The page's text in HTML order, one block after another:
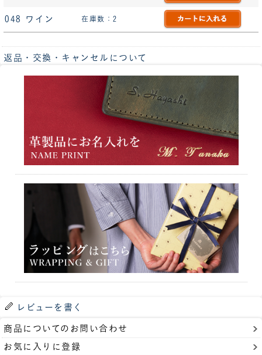
048 ワイン 在庫数：2
返品・交換・キャンセルについて
レビューを書く
商品についてのお問い合わせ
お気に入りに登録